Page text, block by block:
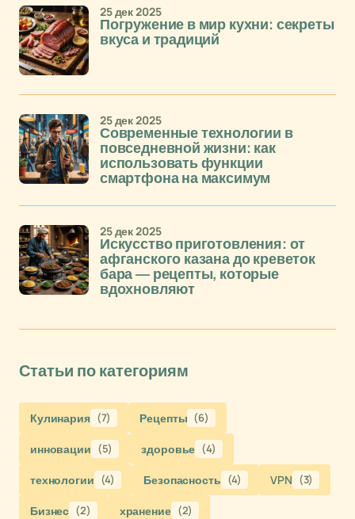
Погружение в мир кухни: секреты
вкуса и традиций
25 дек 2025
Современные технологии в
повседневной жизни: как
использовать функции
смартфона на максимум
25 дек 2025
Искусство приготовления: от
афганского казана до креветок
бара — рецепты, которые
вдохновляют
25 дек 2025
Статьи по категориям
Кулинария (7) Рецепты (6)
инновации (5) здоровье (4)
технологии (4) Безопасность (4) VPN (3)
Бизнес (2) хранение (2)